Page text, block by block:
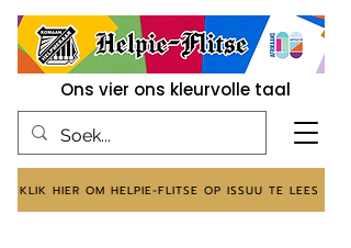
KLIK HIER OM HELPIE-FLITSE OP ISSUU TE LEES
Ons vier ons kleurvolle taal